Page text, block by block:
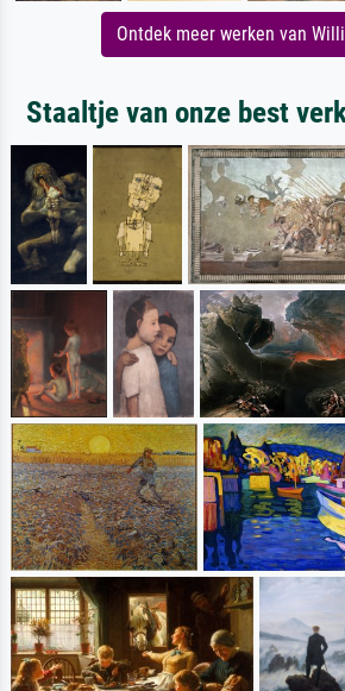
Ontdek meer werken van
Staaltje van onze best